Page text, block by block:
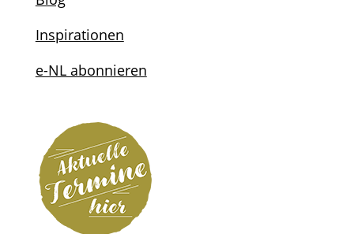
Inspirationen
e-NL abonnieren